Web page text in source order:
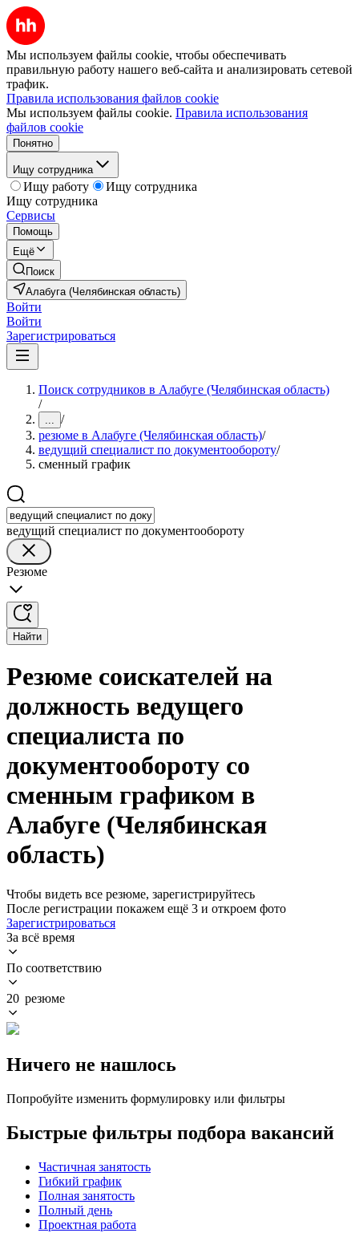
Мы используем файлы cookie, чтобы обеспечивать
правильную работу нашего веб-сайта и анализировать сетевой
трафик.
Правила использования файлов cookie
Мы используем файлы cookie. Правила использования
файлов cookie
Понятно
Ищу сотрудника
Ищу работу
Ищу сотрудника
Ищу сотрудника
Сервисы
Помощь
Ещё
Поиск
Алабуга (Челябинская область)
Войти
Войти
Зарегистрироваться
Поиск сотрудников в Алабуге (Челябинская область)
/
... /
резюме в Алабуге (Челябинская область)/
ведущий специалист по документообороту/
сменный график
ведущий специалист по документообороту
Резюме
Найти
Резюме соискателей на
должность ведущего
специалиста по
документообороту со
сменным графиком в
Алабуге (Челябинская
область)
Чтобы видеть все резюме, зарегистрируйтесь
После регистрации покажем ещё 3 и откроем фото
Зарегистрироваться
За всё время
По соответствию
20 резюме
Ничего не нашлось
Попробуйте изменить формулировку или фильтры
Быстрые фильтры подбора вакансий
Частичная занятость
Гибкий график
Полная занятость
Полный день
Проектная работа